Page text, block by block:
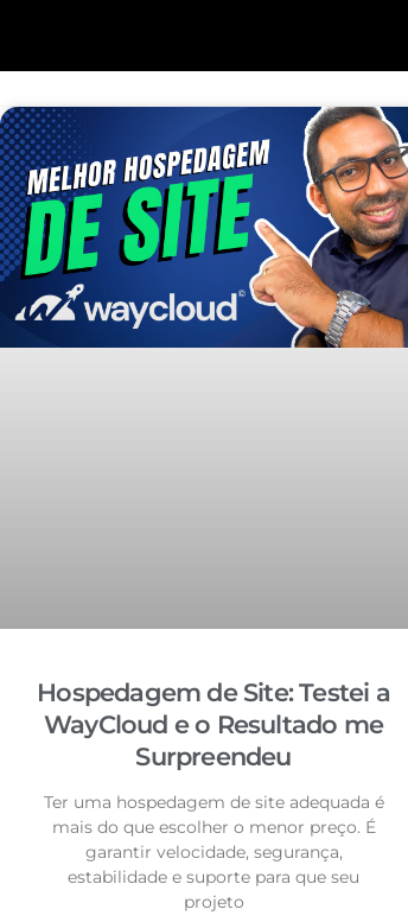
Hospedagem de Site: Testei a
WayCloud e o Resultado me
Surpreendeu
Ter uma hospedagem de site adequada é
mais do que escolher o menor preço. É
garantir velocidade, segurança,
estabilidade e suporte para que seu
projeto